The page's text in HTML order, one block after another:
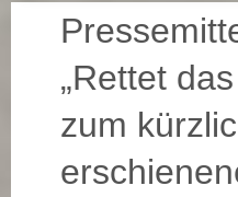
„Rettet
zum